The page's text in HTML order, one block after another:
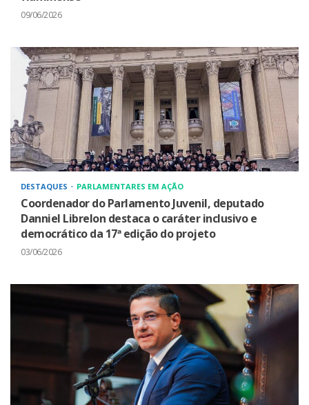
09/06/2026
DESTAQUES PARLAMENTARES EM AÇÃO
Coordenador do Parlamento Juvenil, deputado
Danniel Librelon destaca o caráter inclusivo e
democrático da 17ª edição do projeto
03/06/2026